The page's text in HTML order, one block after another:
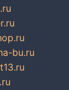
bu.ru